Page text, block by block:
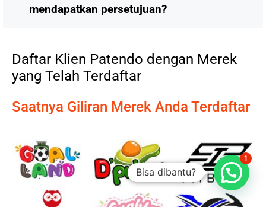
mendapatkan persetujuan?
Daftar Klien Patendo dengan Merek
yang Telah Terdaftar
Saatnya Giliran Merek Anda Terdaftar
Bisa dibantu?
1